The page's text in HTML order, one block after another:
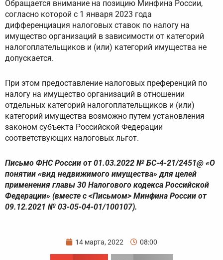
Обращается внимание на позицию Минфина России,
согласно которой с 1 января 2023 года
дифференциация налоговых ставок по налогу на
имущество организаций в зависимости от категорий
налогоплательщиков и (или) категорий имущества не
допускается.
При этом предоставление налоговых преференций по
налогу на имущество организаций в отношении
отдельных категорий налогоплательщиков и (или)
категорий имущества возможно путем установления
законом субъекта Российской Федерации
соответствующих налоговых льгот.
Письмо ФНС России от 01.03.2022 № БС-4-21/2451@ «О
понятии «вид недвижимого имущества» для целей
применения главы 30 Налогового кодекса Российской
Федерации» (вместе с <Письмом> Минфина России от
09.12.2021 № 03-05-04-01/100107).
14 марта, 2022 08:00